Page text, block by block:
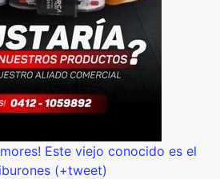
Este viejo conocido es el
(+tweet)